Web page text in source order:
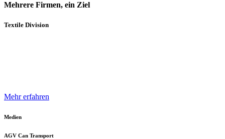
Mehrere Firmen, ein Ziel
Textile Division
Mehr erfahren
Medien
AGV Can Transport